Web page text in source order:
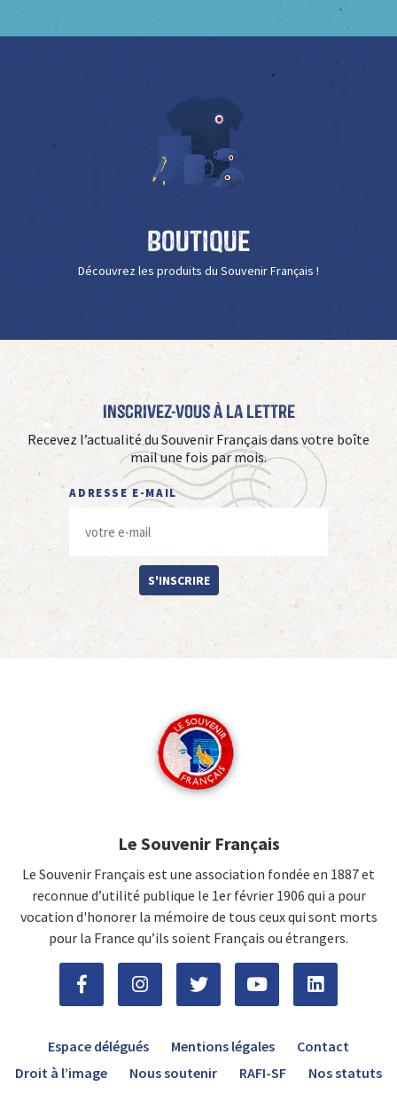
Boutique
Découvrez les produits du Souvenir Français !
Inscrivez-vous à La Lettre
Recevez l’actualité du Souvenir Français dans votre boîte
mail une fois par mois.
ADRESSE E-MAIL
S'INSCRIRE
Le Souvenir Français
Le Souvenir Français est une association fondée en 1887 et
reconnue d’utilité publique le 1er février 1906 qui a pour
vocation d'honorer la mémoire de tous ceux qui sont morts
pour la France qu’ils soient Français ou étrangers.
Espace délégués Mentions légales
Contact
Droit à l’image
Nous soutenir RAFI-SF Nos statuts